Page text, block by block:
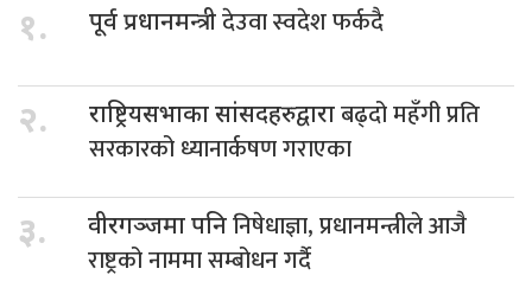
१. पूर्व प्रधानमन्त्रीदेउवा स्वदेश फर्कदै
२. राष्ट्रियसभाका सांसदहरुद्वाराबढ्दो महँगी प्रति
सरकारको ध्यानार्कषण गराएका
३. वीरगञ्जमा पनिनिषेधाज्ञा, प्रधानमन्त्रीले आजै
राष्ट्रको नाममा सम्बोधन गर्दै